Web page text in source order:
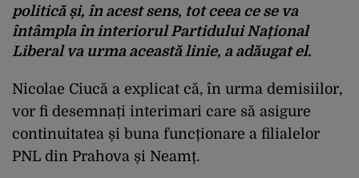
politică și, în acest sens, tot ceea ce se va
întâmpla în interiorul Partidului Național
Liberal va urma această linie, a adăugat el.
Nicolae Ciucă a explicat că, în urma demisiilor,
vor fi desemnați interimari care să asigure
continuitatea și buna funcționare a filialelor
PNL din Prahova și Neamț.